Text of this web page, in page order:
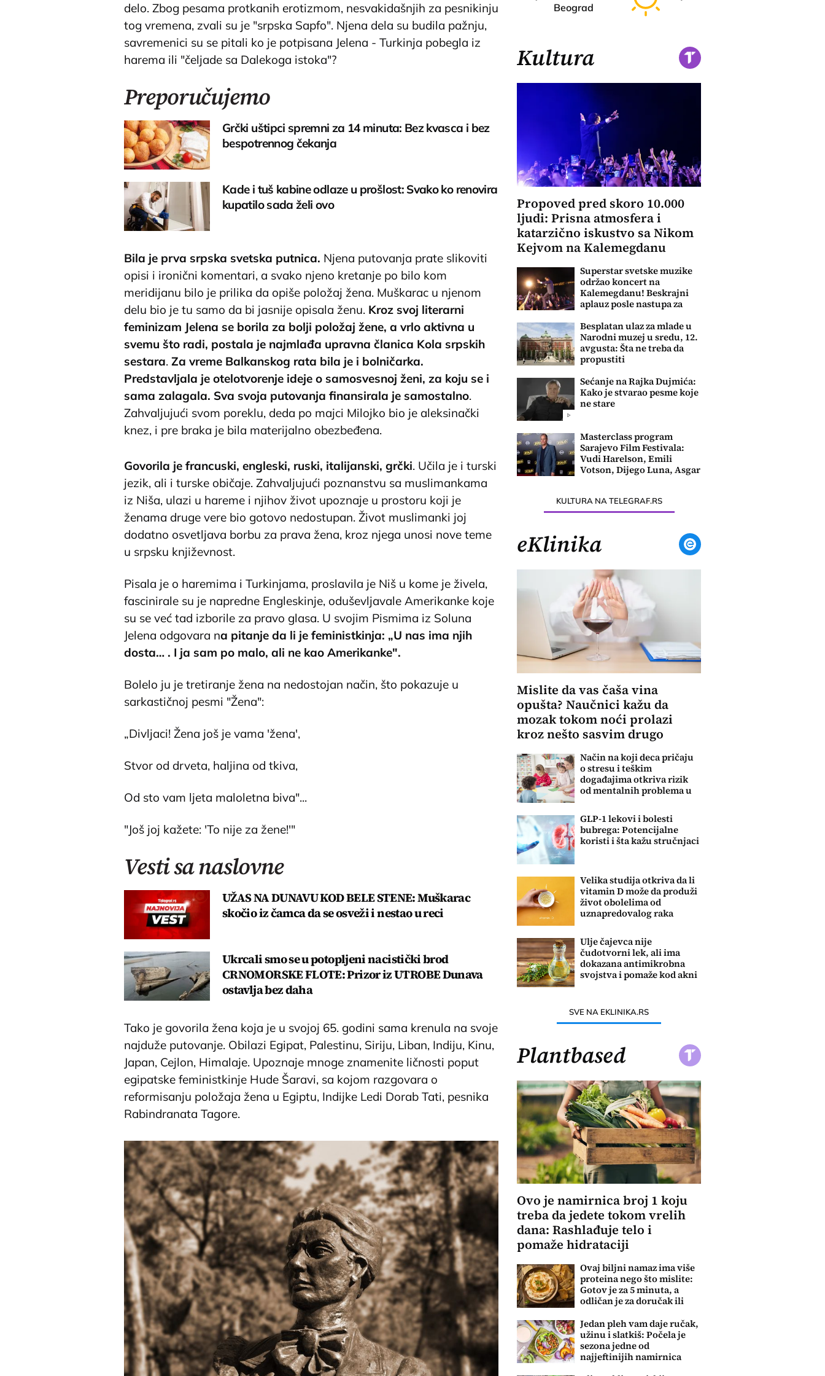
delo. Zbog pesama protkanih erotizmom, nesvakidašnjih za pesnikinju
tog vremena, zvali su je "srpska Sapfo". Njena dela su budila pažnju,
savremenici su se pitali ko je potpisana Jelena - Turkinja pobegla iz
harema ili "čeljade sa Dalekoga istoka"?
Preporučujemo
Grčki uštipci spremni za 14 minuta: Bez kvasca i bez
bespotrennog čekanja
Kade i tuš kabine odlaze u prošlost: Svako ko renovira
kupatilo sada želi ovo
Bila je prva srpska svetska putnica. Njena putovanja prate slikoviti
opisi i ironični komentari, a svako njeno kretanje po bilo kom
meridijanu bilo je prilika da opiše položaj žena. Muškarac u njenom
delu bio je tu samo da bi jasnije opisala ženu. Kroz svoj literarni
feminizam Jelena se borila za bolji položaj žene, a vrlo aktivna u
svemu što radi, postala je najmlađa upravna članica Kola srpskih
sestara. Za vreme Balkanskog rata bila je i bolničarka.
Predstavljala je otelotvorenje ideje o samosvesnoj ženi, za koju se i
sama zalagala. Sva svoja putovanja finansirala je samostalno.
Zahvaljujući svom poreklu, deda po majci Milojko bio je aleksinački
knez, i pre braka je bila materijalno obezbeđena.
Govorila je francuski, engleski, ruski, italijanski, grčki. Učila je i turski
jezik, ali i turske običaje. Zahvaljujući poznanstvu sa muslimankama
iz Niša, ulazi u hareme i njihov život upoznaje u prostoru koji je
ženama druge vere bio gotovo nedostupan. Život muslimanki joj
dodatno osvetljava borbu za prava žena, kroz njega unosi nove teme
u srpsku književnost.
Pisala je o haremima i Turkinjama, proslavila je Niš u kome je živela,
fascinirale su je napredne Engleskinje, oduševljavale Amerikanke koje
su se već tad izborile za pravo glasa. U svojim Pismima iz Soluna
Jelena odgovara na pitanje da li je feministkinja: „U nas ima njih
dosta… . I ja sam po malo, ali ne kao Amerikanke".
Bolelo ju je tretiranje žena na nedostojan način, što pokazuje u
sarkastičnoj pesmi "Žena":
„Divljaci! Žena još je vama 'žena',
Stvor od drveta, haljina od tkiva,
Od sto vam ljeta maloletna biva"...
"Još joj kažete: 'To nije za žene!'"
Vesti sa naslovne
UŽAS NA DUNAVU KOD BELE STENE: Muškarac
skočio iz čamca da se osveži i nestao u reci
Ukrcali smo se u potopljeni nacistički brod
CRNOMORSKE FLOTE: Prizor iz UTROBE Dunava
ostavlja bez daha
Tako je govorila žena koja je u svojoj 65. godini sama krenula na svoje
najduže putovanje. Obilazi Egipat, Palestinu, Siriju, Liban, Indiju, Kinu,
Japan, Cejlon, Himalaje. Upoznaje mnoge znamenite ličnosti poput
egipatske feministkinje Hude Šaravi, sa kojom razgovara o
reformisanju položaja žena u Egiptu, Indijke Ledi Dorab Tati, pesnika
Rabindranata Tagore.
Priština Beograd
Kultura
Propoved pred skoro 10.000
ljudi: Prisna atmosfera i
katarzično iskustvo sa Nikom
Kejvom na Kalemegdanu
Superstar svetske muzike
održao koncert na
Kalemegdanu! Beskrajni
aplauz posle nastupa za
Besplatan ulaz za mlade u
Narodni muzej u sredu, 12.
avgusta: Šta ne treba da
propustiti
Sećanje na Rajka Dujmića:
Kako je stvarao pesme koje
ne stare
Masterclass program
Sarajevo Film Festivala:
Vudi Harelson, Emili
Votson, Dijego Luna, Asgar
KULTURA NA TELEGRAF.RS
eKlinika
Mislite da vas čaša vina
opušta? Naučnici kažu da
mozak tokom noći prolazi
kroz nešto sasvim drugo
Način na koji deca pričaju
o stresu i teškim
događajima otkriva rizik
od mentalnih problema u
GLP-1 lekovi i bolesti
bubrega: Potencijalne
koristi i šta kažu stručnjaci
Velika studija otkriva da li
vitamin D može da produži
život obolelima od
uznapredovalog raka
Ulje čajevca nije
čudotvorni lek, ali ima
dokazana antimikrobna
svojstva i pomaže kod akni
SVE NA EKLINIKA.RS
Plantbased
Ovo je namirnica broj 1 koju
treba da jedete tokom vrelih
dana: Rashlađuje telo i
pomaže hidrataciji
Ovaj biljni namaz ima više
proteina nego što mislite:
Gotov je za 5 minuta, a
odličan je za doručak ili
Jedan pleh vam daje ručak,
užinu i slatkiš: Počela je
sezona jedne od
najjeftinijih namirnica